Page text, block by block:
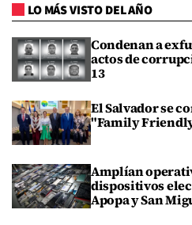
LO MÁS VISTO DEL AÑO
Condenan a
actos de
13
El Salvador se
"Family
Amplían
dispositivos
Apopa y San